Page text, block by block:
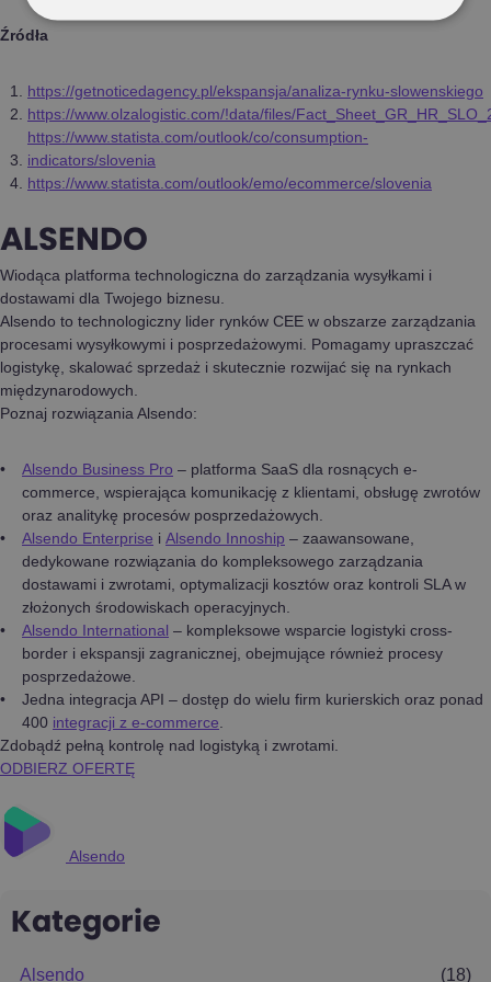
Źródła
https://getnoticedagency.pl/ekspansja/analiza-rynku-slowenskiego
https://www.olzalogistic.com/!data/files/
https://www.statista.com/outlook/co/consumption-
indicators/slovenia
https://www.statista.com/outlook/emo/ecommerce/slovenia
ALSENDO
Wiodąca platforma technologiczna do zarządzania wysyłkami i
dostawami dla Twojego biznesu.
Alsendo to technologiczny lider rynków CEE w obszarze zarządzania
procesami wysyłkowymi i posprzedażowymi. Pomagamy upraszczać
logistykę, skalować sprzedaż i skutecznie rozwijać się na rynkach
międzynarodowych.
Poznaj rozwiązania Alsendo:
Alsendo Business Pro – platforma SaaS dla rosnących e-
commerce, wspierająca komunikację z klientami, obsługę zwrotów
oraz analitykę procesów posprzedażowych.
Alsendo Enterprise i Alsendo Innoship – zaawansowane,
dedykowane rozwiązania do kompleksowego zarządzania
dostawami i zwrotami, optymalizacji kosztów oraz kontroli SLA w
złożonych środowiskach operacyjnych.
Alsendo International – kompleksowe wsparcie logistyki cross-
border i ekspansji zagranicznej, obejmujące również procesy
posprzedażowe.
Jedna integracja API – dostęp do wielu firm kurierskich oraz ponad
400 integracji z e-commerce
Zdobądź pełną kontrolę nad logistyką i zwrotami.
ODBIERZ OFERTĘ
Alsendo
Kategorie
Alsendo (18)